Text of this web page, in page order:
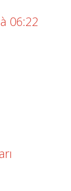
06:22